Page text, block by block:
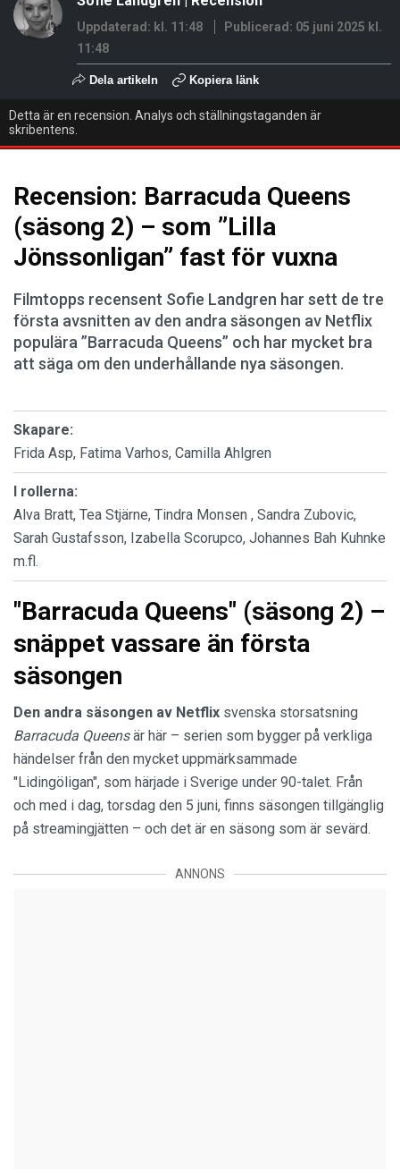
Uppdaterad: kl. 11:48 Publicerad: 05 juni 2025 kl.
11:48
Dela artikeln Kopiera länk
Detta är en recension. Analys och ställningstaganden är
skribentens.
Recension: Barracuda Queens
(säsong 2) – som ”Lilla
Jönssonligan” fast för vuxna
Filmtopps recensent Sofie Landgren har sett de tre
första avsnitten av den andra säsongen av Netflix
populära ”Barracuda Queens” och har mycket bra
att säga om den underhållande nya säsongen.
Skapare:
Frida Asp, Fatima Varhos, Camilla Ahlgren
I rollerna:
Alva Bratt, Tea Stjärne, Tindra Monsen , Sandra Zubovic,
Sarah Gustafsson, Izabella Scorupco, Johannes Bah Kuhnke
m.fl.
"Barracuda Queens" (säsong 2) –
snäppet vassare än första
säsongen
Den andra säsongen av Netflix svenska storsatsning
Barracuda Queensär här – serien som bygger på verkliga
händelser från den mycket uppmärksammade
"Lidingöligan", som härjade i Sverige under 90-talet. Från
och med i dag, torsdag den 5 juni, finns säsongen tillgänglig
på streamingjätten – och det är en säsong som är sevärd.
ANNONS